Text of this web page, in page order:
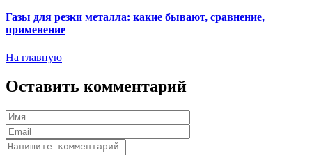
Газы для резки металла: какие бывают, сравнение,
применение
На главную
Оставить комментарий